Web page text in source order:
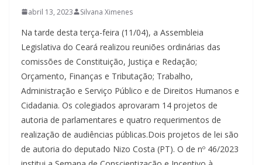
abril 13, 2023 Silvana Ximenes
Na tarde desta terça-feira (11/04), a Assembleia
Legislativa do Ceará realizou reuniões ordinárias das
comissões de Constituição, Justiça e Redação;
Orçamento, Finanças e Tributação; Trabalho,
Administração e Serviço Público e de Direitos Humanos e
Cidadania. Os colegiados aprovaram 14 projetos de
autoria de parlamentares e quatro requerimentos de
realização de audiências públicas.Dois projetos de lei são
de autoria do deputado Nizo Costa (PT). O de nº 46/2023